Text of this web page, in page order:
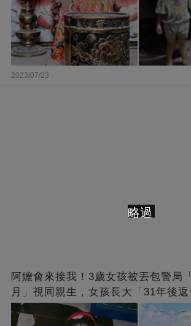
2023/07/23
阿嬤會來接我！3歲女孩被丟包警局
月」視同親生，女孩長大「31年後
全網
略過